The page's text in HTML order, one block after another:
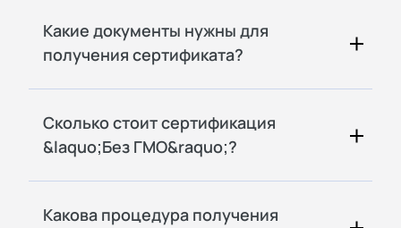
Какие документы нужны для
получения сертификата?
Сколько стоит сертификация
&laquo;Без ГМО&raquo;?
Какова процедура получения